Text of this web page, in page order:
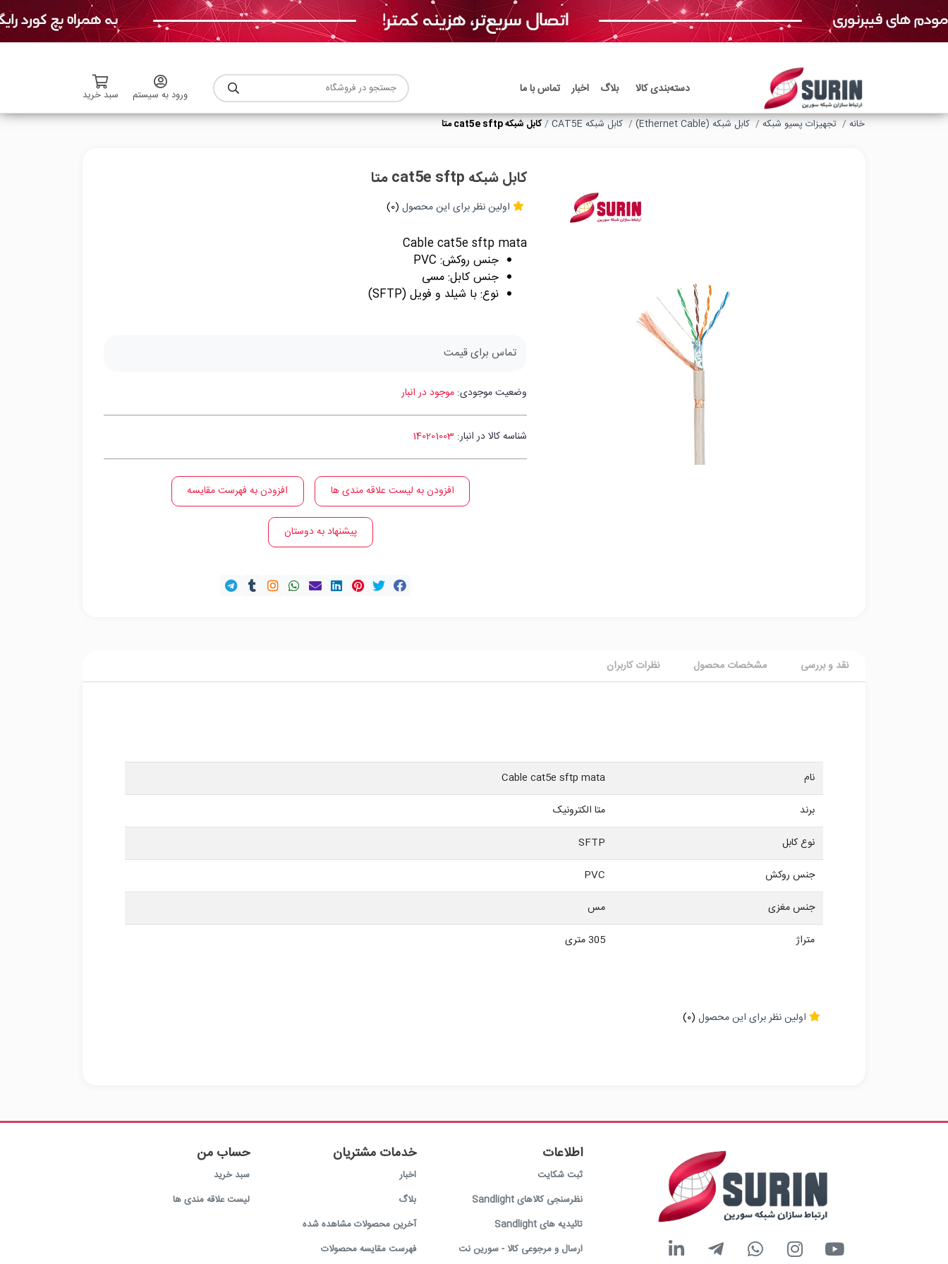
دسته‌بندی‌ کالا بلاگ اخبار تماس با ما ورود به سیستم
سبد خرید
خانه
تجهیزات پسیو شبکه کابل شبکه (Ethernet Cable) کابل شبکه CAT5E کابل شبکه cat5e sftp متا
کابل شبکه cat5e sftp متا
اولین نظر برای این محصول (0)
Cable cat5e sftp mata
جنس روکش:
PVC
جنس کابل:مسی
نوع:با شیلد و فویل (SFTP)
تماس برای قیمت
وضعیت موجودی: موجود در انبار
شناسه کالا در انبار: 140201003
افزودن به لیست علاقه مندی ها افزودن به فهرست مقایسه
پیشنهاد به دوستان
نقد و بررسی مشخصات محصول نظرات کاربران
نام
Cable cat5e sftp mata
برند
متا الکترونیک
نوع کابل
SFTP
جنس روکش
PVC
جنس مغزی
مس
متراژ
305 متری
اولین نظر برای این محصول (0)
اطلاعات
ثبت شکایت
نظرسنجی کالاهای Sandlight
تائیدیه های Sandlight
ارسال و مرجوعی کالا - سورین نت
خدمات مشتریان
اخبار
بلاگ
آخرین محصولات مشاهده شده
فهرست مقایسه محصولات
حساب من
سبد خرید
لیست علاقه مندی ها